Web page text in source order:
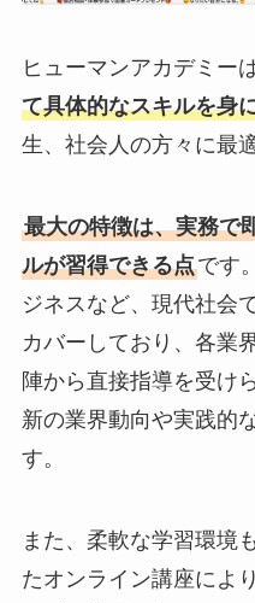
ヒューマンアカデミーは
て具体的なスキルを身
生、社会人の方々に最
最大の特徴は、実務で
ルが習得できる点です
ジネスなど、現代社会
カバーしており、各業
陣から直接指導を受け
新の業界動向や実践的
す。
また、柔軟な学習環境
たオンライン講座によ